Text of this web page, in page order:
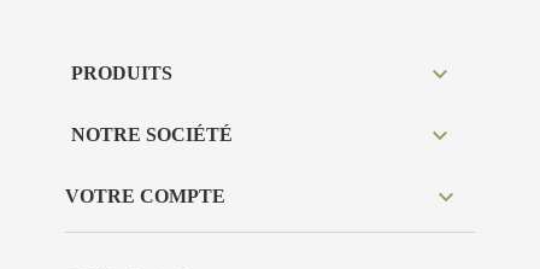
PRODUITS 
NOTRE SOCIÉTÉ 
VOTRE COMPTE 